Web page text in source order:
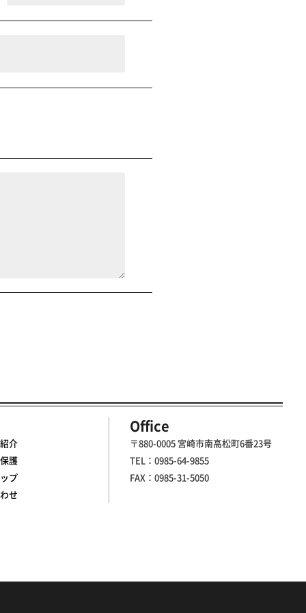
介
護
プ
せ
Office
〒880-0005 宮崎市南高松町6番23号
TEL：0985-64-9855
FAX：0985-31-5050